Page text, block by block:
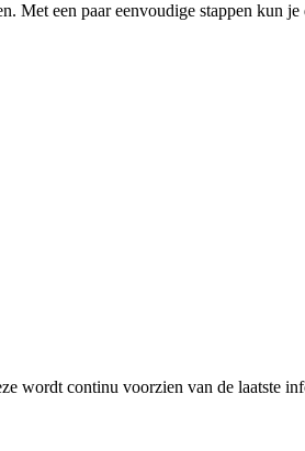
Met een paar eenvoudige stappen kun
wordt continu voorzien van de laatste